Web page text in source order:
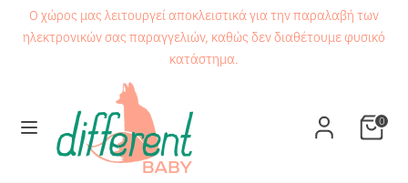
Μετάβαση
Ο χώρος μας λειτουργεί αποκλειστικά για την παραλαβή των
ηλεκτρονικών σας παραγγελιών, καθώς δεν διαθέτουμε φυσικό
κατάστημα.
0
Αναζήτηση